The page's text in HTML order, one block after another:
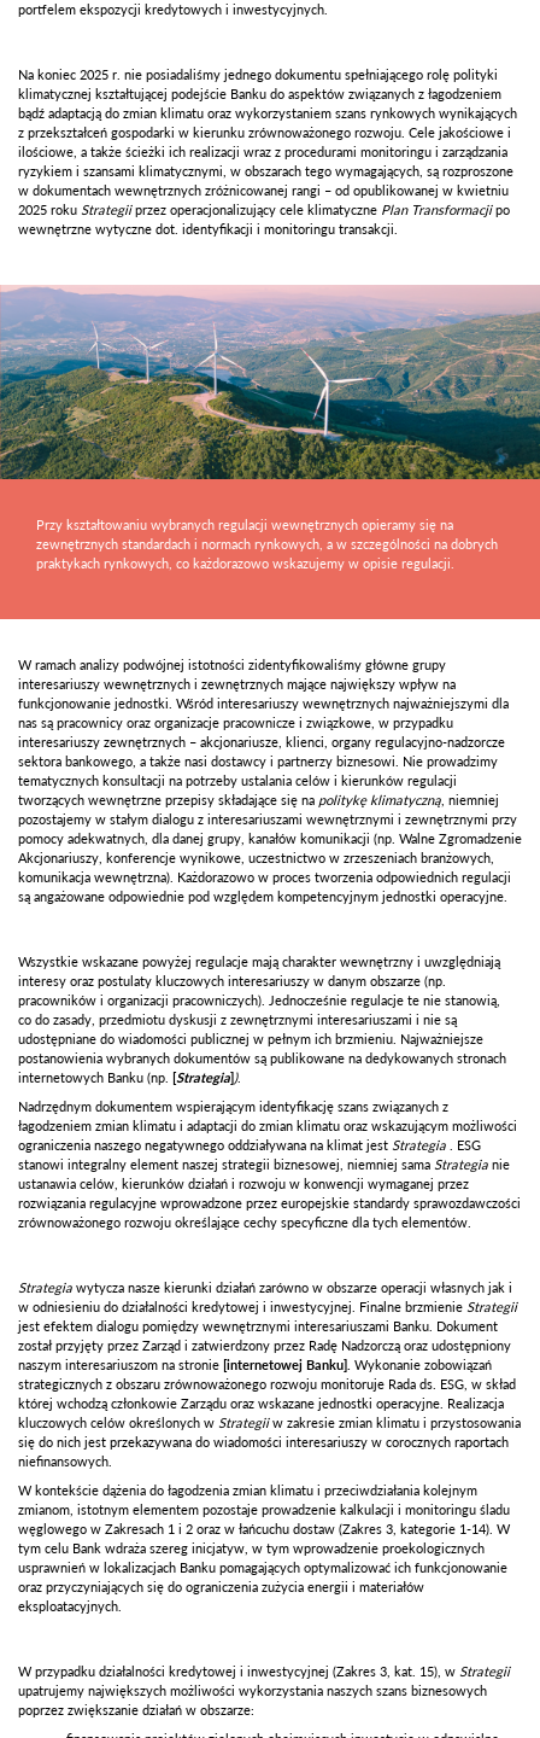
portfelem ekspozycji kredytowych i inwestycyjnych.
Na koniec 2025 r. nie posiadaliśmy jednego dokumentu spełniającego rolę polityki
klimatycznej kształtującej podejście Banku do aspektów związanych z łagodzeniem
bądź adaptacją do zmian klimatu oraz wykorzystaniem szans rynkowych wynikających
z przekształceń gospodarki w kierunku zrównoważonego rozwoju. Cele jakościowe i
ilościowe, a także ścieżki ich realizacji wraz z procedurami monitoringu i zarządzania
ryzykiem i szansami klimatycznymi, w obszarach tego wymagających, są rozproszone
w dokumentach wewnętrznych zróżnicowanej rangi – od opublikowanej w kwietniu
2025 roku Strategiiprzez operacjonalizujący cele klimatyczne Plan Transformacjipo
wewnętrzne wytyczne dot. identyfikacji i monitoringu transakcji.
Przy kształtowaniu wybranych regulacji wewnętrznych opieramy się na
zewnętrznych standardach i normach rynkowych, a w szczególności na dobrych
praktykach rynkowych, co każdorazowo wskazujemy w opisie regulacji.
W ramach analizy podwójnej istotności zidentyfikowaliśmy główne grupy
interesariuszy wewnętrznych i zewnętrznych mające największy wpływ na
funkcjonowanie jednostki. Wśród interesariuszy wewnętrznych najważniejszymi dla
nas są pracownicy oraz organizacje pracownicze i związkowe, w przypadku
interesariuszy zewnętrznych – akcjonariusze, klienci, organy regulacyjno-nadzorcze
sektora bankowego, a także nasi dostawcy i partnerzy biznesowi. Nie prowadzimy
tematycznych konsultacji na potrzeby ustalania celów i kierunków regulacji
tworzących wewnętrzne przepisy składające się na politykę klimatyczną , niemniej
pozostajemy w stałym dialogu z interesariuszami wewnętrznymi i zewnętrznymi przy
pomocy adekwatnych, dla danej grupy, kanałów komunikacji (np. Walne Zgromadzenie
Akcjonariuszy, konferencje wynikowe, uczestnictwo w zrzeszeniach branżowych,
komunikacja wewnętrzna). Każdorazowo w proces tworzenia odpowiednich regulacji
są angażowane odpowiednie pod względem kompetencyjnym jednostki operacyjne.
Wszystkie wskazane powyżej regulacje mają charakter wewnętrzny i uwzględniają
interesy oraz postulaty kluczowych interesariuszy w danym obszarze (np.
pracowników i organizacji pracowniczych). Jednocześnie regulacje te nie stanowią,
co do zasady, przedmiotu dyskusji z zewnętrznymi interesariuszami i nie są
udostępniane do wiadomości publicznej w pełnym ich brzmieniu. Najważniejsze
postanowienia wybranych dokumentów są publikowane na dedykowanych stronach
internetowych Banku (np. [Strategia]).
Nadrzędnym dokumentem wspierającym identyfikację szans związanych z
łagodzeniem zmian klimatu i adaptacji do zmian klimatu oraz wskazującym możliwości
ograniczenia naszego negatywnego oddziaływana na klimat jest Strategia
. ESG
stanowi integralny element naszej strategii biznesowej, niemniej sama Strategia nie
ustanawia celów, kierunków działań i rozwoju w konwencji wymaganej przez
rozwiązania regulacyjne wprowadzone przez europejskie standardy sprawozdawczości
zrównoważonego rozwoju określające cechy specyficzne dla tych elementów.
Strategia wytycza nasze kierunki działań zarówno w obszarze operacji własnych jak i
w odniesieniu do działalności kredytowej i inwestycyjnej. Finalne brzmienie Strategii
jest efektem dialogu pomiędzy wewnętrznymi interesariuszami Banku. Dokument
został przyjęty przez Zarząd i zatwierdzony przez Radę Nadzorczą oraz udostępniony
naszym interesariuszom na stronie [internetowej Banku] Wykonanie zobowiązań
strategicznych z obszaru zrównoważonego rozwoju monitoruje Rada ds. ESG, w skład
której wchodzą członkowie Zarządu oraz wskazane jednostki operacyjne. Realizacja
kluczowych celów określonych w Strategiiw zakresie zmian klimatu i przystosowania
się do nich jest przekazywana do wiadomości interesariuszy w corocznych raportach
niefinansowych.
W kontekście dążenia do łagodzenia zmian klimatu i przeciwdziałania kolejnym
zmianom, istotnym elementem pozostaje prowadzenie kalkulacji i monitoringu śladu
węglowego w Zakresach 1 i 2 oraz w łańcuchu dostaw (Zakres 3, kategorie 1-14). W
tym celu Bank wdraża szereg inicjatyw, w tym wprowadzenie proekologicznych
usprawnień w lokalizacjach Banku pomagających optymalizować ich funkcjonowanie
oraz przyczyniających się do ograniczenia zużycia energii i materiałów
eksploatacyjnych.
W przypadku działalności kredytowej i inwestycyjnej (Zakres 3, kat. 15), w Strategii
upatrujemy największych możliwości wykorzystania naszych szans biznesowych
poprzez zwiększanie działań w obszarze: